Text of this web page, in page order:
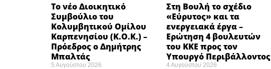
Το νέο Διοικητικό
Συμβούλιο του
Κολυμβητικού Ομίλου
Καρπενησίου (Κ.Ο.Κ.) –
Πρόεδρος ο Δημήτρης
Μπαλτάς
5 Αυγούστου 2026
Στη Βουλή το σχέδιο
«Εύρυτος» και τα
ενεργειακά έργα –
Ερώτηση 4 βουλευτών
του ΚΚΕ προς τον
Υπουργό Περιβάλλοντος
4 Αυγούστου 2026